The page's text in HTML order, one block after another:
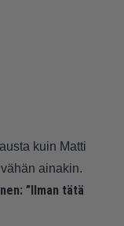
kuin Matti
ainakin.
”Ilman tätä